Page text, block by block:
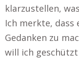
klarzustellen,
Ich merkte, dass
Gedanken zu
will ich geschützt